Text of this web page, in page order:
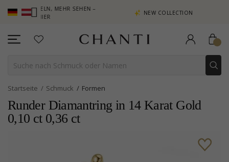
MEHR SEHEN –
HIER
NEW COLLECTION | AURA
Startseite Schmuck Formen
Runder Diamantring in 14 Karat Gold
0,10 ct 0,36 ct